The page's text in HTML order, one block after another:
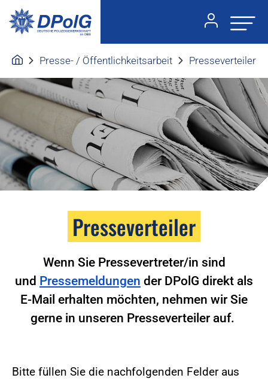
Presse- / Öffentlichkeitsarbeit Presseverteiler
Presseverteiler
Wenn Sie Pressevertreter/in sind
und Pressemeldungen der DPolG direkt als
E-Mail erhalten möchten, nehmen wir Sie
gerne in unseren Presseverteiler auf.
Bitte füllen Sie die nachfolgenden Felder aus